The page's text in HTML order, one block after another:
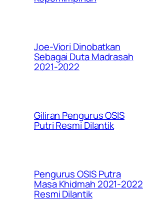
Joe-Viori Dinobatkan
Sebagai Duta Madrasah
2021-2022
Giliran Pengurus OSIS
Putri Resmi Dilantik
Pengurus OSIS Putra
Masa Khidmah 2021-2022
Resmi Dilantik